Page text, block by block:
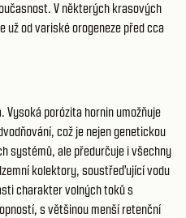
V některých krasových
od variské orogeneze před cca
Vysoká porózita hornin umožňuje
což je nejen genetickou
systémů, ale předurčuje i všechny
kolektory, soustřeďující vodu
charakter volných toků s
s většinou menší retenční